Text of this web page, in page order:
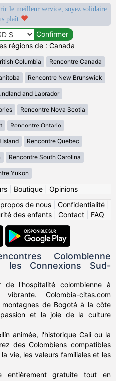
le meilleur service, soyez solidaire
plaît
régions de : Canada
Columbia Rencontre Canada
Rencontre New Brunswick
and Labrador
Rencontre Nova Scotia
Rencontre Ontario
Island Rencontre Quebec
Rencontre South Carolina
Yukon
| Boutique| Opinions
de nous Confidentialité
des enfants| Contact| FAQ
Colombienne
les Connexions Sud-
de l'hospitalité colombienne à
Colombia-citas.com
de Bogotá à la côte
et la joie de la culture
animée, l'historique Cali ou la
des Colombiens compatibles
vie, les valeurs familiales et les
entièrement gratuite tout en